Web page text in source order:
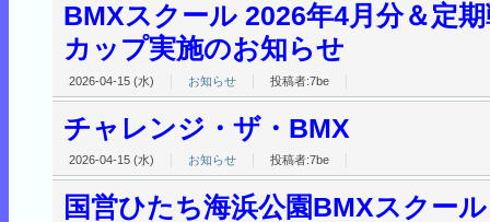
BMXスクール 2026年4月分＆定
カップ実施のお知らせ
2026-04-15 (水) お知らせ 投稿者:7be
チャレンジ・ザ・BMX
2026-04-15 (水) お知らせ 投稿者:7be
国営ひたち海浜公園BMXスクー